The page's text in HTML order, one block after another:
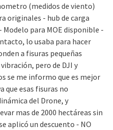
(medidos de viento)
originales - hub de carga
para MOE disponible -
lo usaba para hacer
a fisuras pequeñas
pero de DJI y
se me informo que es mejor
que esas fisuras no
del Drone, y
mas de 2000 hectáreas sin
aplicó un descuento - NO